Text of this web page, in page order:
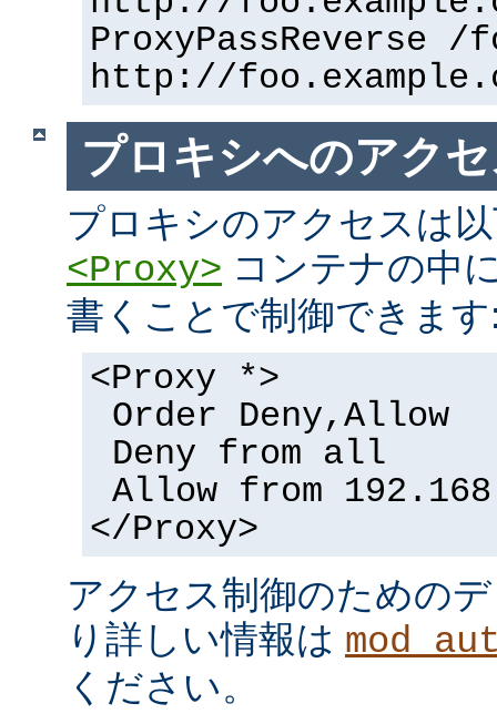
ProxyPassReverse /
http://
プロキシへのアク
プロキシのアクセスは
<Proxy> コンテナの中
書くことで制御できま
<Proxy *>
Order Deny,Allow
Deny from all
Allow from
</Proxy>
アクセス制御のための
り詳しい情報は
ください。